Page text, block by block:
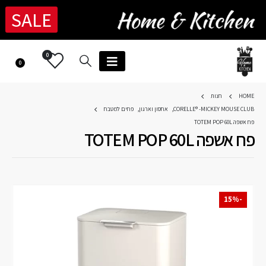
SALE
0
0
HOME
חנות
CORELLE® -MICKEY MOUSE CLUB
, אחסון וארגון, פחים למטבח
פח אשפה TOTEM POP 60L
פח אשפה TOTEM POP 60L
-15%